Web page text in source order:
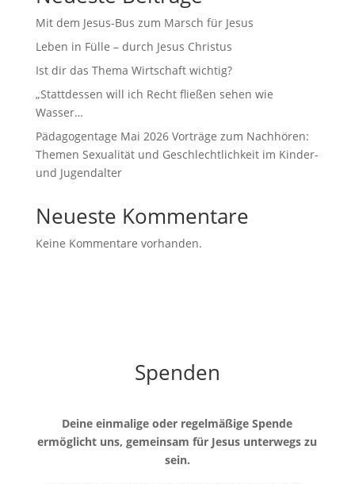
Mit dem Jesus-Bus zum Marsch für Jesus
Leben in Fülle – durch Jesus Christus
Ist dir das Thema Wirtschaft wichtig?
„Stattdessen will ich Recht fließen sehen wie
Wasser…
Pädagogentage Mai 2026 Vorträge zum Nachhören:
Themen Sexualität und Geschlechtlichkeit im Kinder-
und Jugendalter
Neueste Kommentare
Keine Kommentare vorhanden.
Spenden
Deine einmalige oder regelmäßige Spende
ermöglicht uns, gemeinsam für Jesus unterwegs zu
sein.